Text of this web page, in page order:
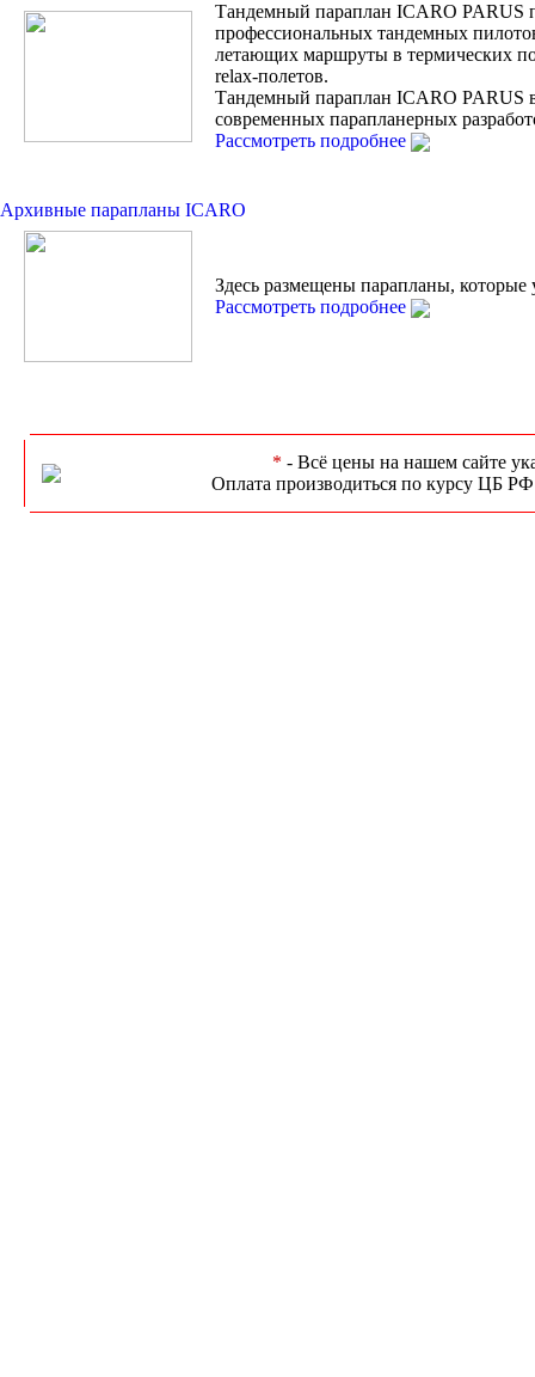
Тандемный параплан ICARO PARUS
профессиональных тандемных
летающих маршруты в термических
relax-полетов.
Тандемный параплан ICARO PARUS
современных парапланерных
Рассмотреть подробнее
Архивные парапланы ICARO
Здесь размещены парапланы, которые
Рассмотреть подробнее
* - Всё цены на нашем сайте
Оплата производиться по курсу ЦБ